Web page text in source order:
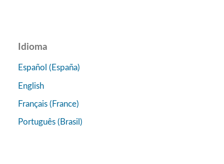
Idioma
Español (España)
English
Français (France)
Português (Brasil)